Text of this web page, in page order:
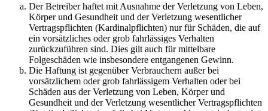
Der Betreiber haftet mit Ausnahme der Verletzung von Leben,
Körper und Gesundheit und der Verletzung wesentlicher
Vertragspflichten (Kardinalpflichten) nur für Schäden, die auf
ein vorsätzliches oder grob fahrlässiges Verhalten
zurückzuführen sind. Dies gilt auch für mittelbare
Folgeschäden wie insbesondere entgangenen Gewinn.
Die Haftung ist gegenüber Verbrauchern außer bei
vorsätzlichem oder grob fahrlässigem Verhalten oder bei
Schäden aus der Verletzung von Leben, Körper und
Gesundheit und der Verletzung wesentlicher Vertragspflichten